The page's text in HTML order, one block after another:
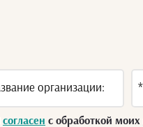
согласен с обработкой моих